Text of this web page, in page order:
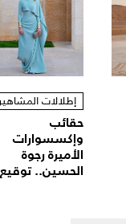
إطلالات
حقائب
وإكسسوارات
الأميرة رجوة
الحسين..